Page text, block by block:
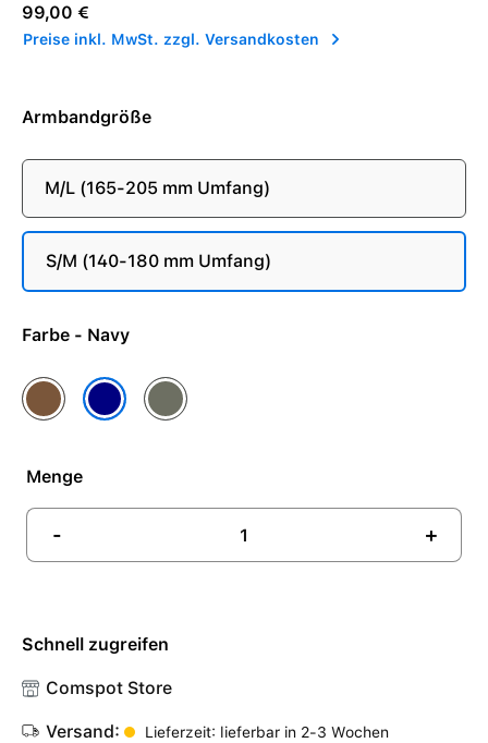
Regulärer Preis:
99,00 €
Preise inkl. MwSt. zzgl. Versandkosten
Armbandgröße
M/L (165-205 mm Umfang)
S/M (140-180 mm Umfang)
Farbe - Navy
KaramellNavy Silbergrau
Menge
- +
Schnell zugreifen
Comspot Store
Versand: Lieferzeit: lieferbar in 2-3 Wochen